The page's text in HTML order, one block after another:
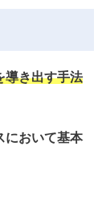
導き出す手法
において基本